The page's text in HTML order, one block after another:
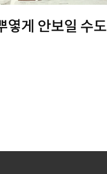
옇게 안보일 수도